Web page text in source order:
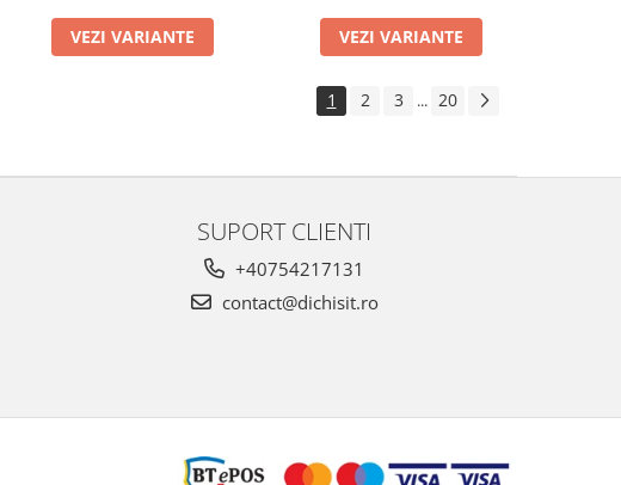
VEZI VARIANTE VEZI VARIANTE
1 2 3 ... 20
SUPORT CLIENTI
+40754217131
contact@dichisit.ro